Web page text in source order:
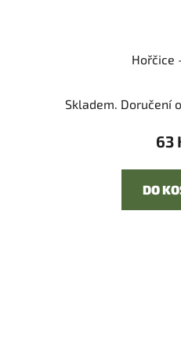
Hořčice
Skladem. Doručení
63
DO